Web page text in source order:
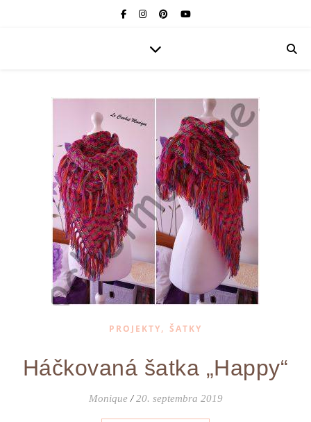
PROJEKTY, ŠATKY
Háčkovaná šatka „Happy“
Monique / 20. septembra 2019